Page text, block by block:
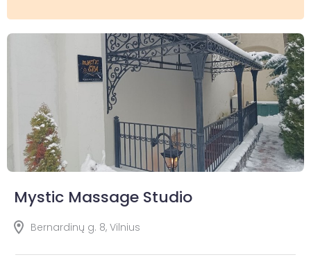
Mystic Massage Studio
Bernardinų g. 8, Vilnius